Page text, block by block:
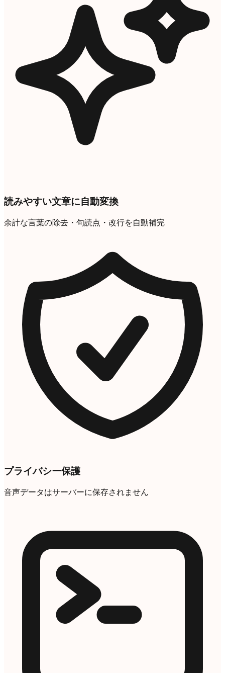
読みやすい文章に自動変換
余計な言葉の除去・句読点・改行を自動補完
プライバシー保護
音声データはサーバーに保存されません